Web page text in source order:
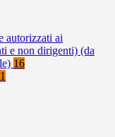
autorizzati ai
e non dirigenti) (da
16
1